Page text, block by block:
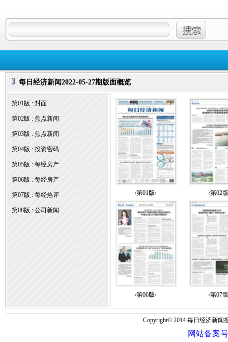
每日经济新闻2022-05-27期版面概览
第01版 : 封面
第02版 : 焦点新闻
第03版 : 焦点新闻
第04版 : 投资密码
第05版 : 每经房产
第06版 : 每经房产
第07版 : 每经热评
第08版 : 公司新闻
‹第01版› ‹第02
‹第06版› ‹第07
Copyright© 2014 每日经济新
网站备案